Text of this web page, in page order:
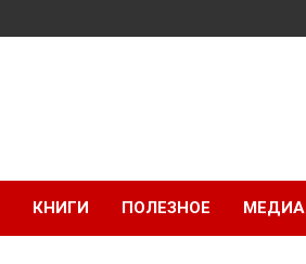
КНИГИ ПОЛЕЗНОЕ МЕДИА